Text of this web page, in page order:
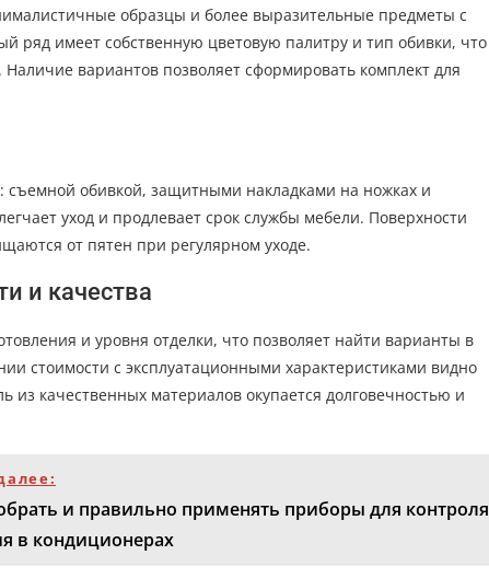
образцы и более выразительные предметы с
ряд имеет собственную цветовую палитру и тип обивки, что
вариантов позволяет сформировать комплект для
обивкой, защитными накладками на ножках и
уход и продлевает срок службы мебели. Поверхности
от пятен при регулярном уходе.
и качества
и уровня отделки, что позволяет найти варианты в
стоимости с эксплуатационными характеристиками видно
качественных материалов окупается долговечностью и
и правильно применять приборы для контроля
в кондиционерах